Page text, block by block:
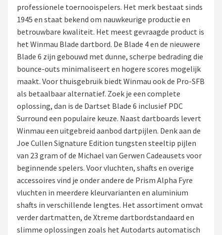
Toernooien
Spelregels
Uitgooilijst
POPULAIRE MERKEN
Target
Winmau
Bull's
Dart
ABC Darts
professionele toernooispelers. Het merk bestaat sinds
1945 en staat bekend om nauwkeurige productie en
betrouwbare kwaliteit. Het meest gevraagde product is
het Winmau Blade dartbord. De Blade 4 en de nieuwere
Blade 6 zijn gebouwd met dunne, scherpe bedrading die
bounce-outs minimaliseert en hogere scores mogelijk
maakt. Voor thuisgebruik biedt Winmau ook de Pro-SFB
als betaalbaar alternatief. Zoek je een complete
oplossing, dan is de Dartset Blade 6 inclusief PDC
Surround een populaire keuze. Naast dartboards levert
Winmau een uitgebreid aanbod dartpijlen. Denk aan de
Joe Cullen Signature Edition tungsten steeltip pijlen
van 23 gram of de Michael van Gerwen Cadeausets voor
beginnende spelers. Voor vluchten, shafts en overige
accessoires vind je onder andere de Prism Alpha Fyre
vluchten in meerdere kleurvarianten en aluminium
shafts in verschillende lengtes. Het assortiment omvat
verder dartmatten, de Xtreme dartbordstandaard en
slimme oplossingen zoals het Autodarts automatisch